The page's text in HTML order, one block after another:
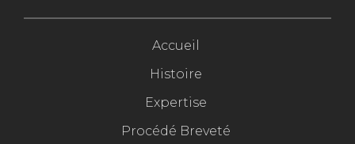
Accueil
Histoire
Expertise
Procédé Breveté